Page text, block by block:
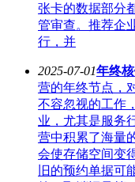
张卡的数据部分
管审查。推荐企
行，并
2025-07-01年终
营的年终节点，
不容忽视的工作
业，尤其是服务
营中积累了海量
会使存储空间变
旧的预约单据可